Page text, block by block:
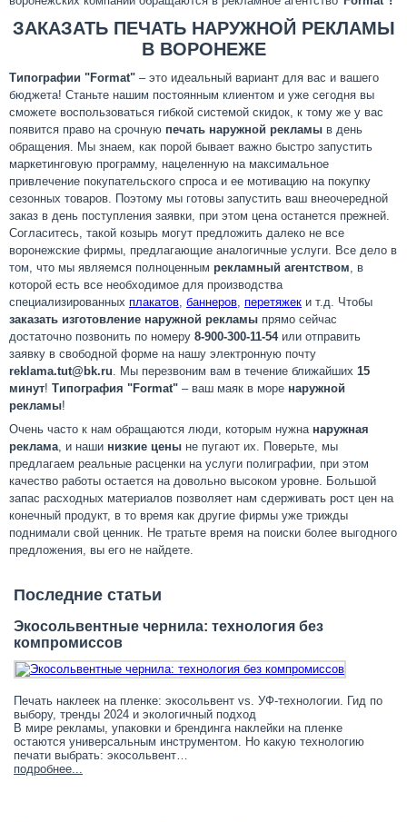
ЗАКАЗАТЬ ПЕЧАТЬ НАРУЖНОЙ РЕКЛАМЫ
В ВОРОНЕЖЕ
Типографии "Format" – это идеальный вариант для вас и вашего
бюджета! Станьте нашим постоянным клиентом и уже сегодня вы
сможете воспользоваться гибкой системой скидок, к тому же у вас
появится право на срочную печать наружной рекламы в день
обращения. Мы знаем, как порой бывает важно быстро запустить
маркетинговую программу, нацеленную на максимальное
привлечение покупательского спроса и ее мотивацию на покупку
сезонных товаров. Поэтому мы готовы запустить ваш внеочередной
заказ в день поступления заявки, при этом цена останется прежней.
Согласитесь, такой козырь могут предложить далеко не все
воронежские фирмы, предлагающие аналогичные услуги. Все дело в
том, что мы являемся полноценным рекламный агентством, в
которой есть все необходимое для производства
специализированных плакатов, баннеров, перетяжек и т.д. Чтобы
заказать изготовление наружной рекламы прямо сейчас
достаточно позвонить по номеру 8-900-300-11-54или отправить
заявку в свободной форме на нашу электронную почту
reklama.tut@bk.ru. Мы перезвоним вам в течение ближайших 15
минут! Типография "Format" – ваш маяк в море наружной
рекламы!
Очень часто к нам обращаются люди, которым нужна наружная
реклама, и наши низкие цены не пугают их. Поверьте, мы
предлагаем реальные расценки на услуги полиграфии, при этом
качество работы остается на довольно высоком уровне. Большой
запас расходных материалов позволяет нам сдерживать рост цен на
конечный продукт, в то время как другие фирмы уже трижды
поднимали свой ценник. Не тратьте время на поиски более выгодного
предложения, вы его не найдете.
Последние статьи
Экосольвентные чернила: технология без
компромиссов
Печать наклеек на пленке: экосольвент vs. УФ-технологии. Гид по
выбору, тренды 2024 и экологичный подход
В мире рекламы, упаковки и брендинга наклейки на пленке
остаются универсальным инструментом. Но какую технологию
печати выбрать: экосольвент…
подробнее...